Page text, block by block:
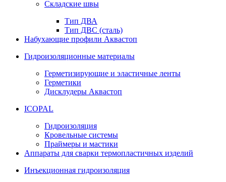
Складские швы
Тип ДВА
Тип ДВС (сталь)
Набухающие профили Аквастоп
Гидроизоляционные материалы
Герметизирующие и эластичные ленты
Герметики
Дисклудеры Аквастоп
ICOPAL
Гидроизоляция
Кровельные системы
Праймеры и мастики
Аппараты для сварки термопластичных изделий
Инъекционная гидроизоляция